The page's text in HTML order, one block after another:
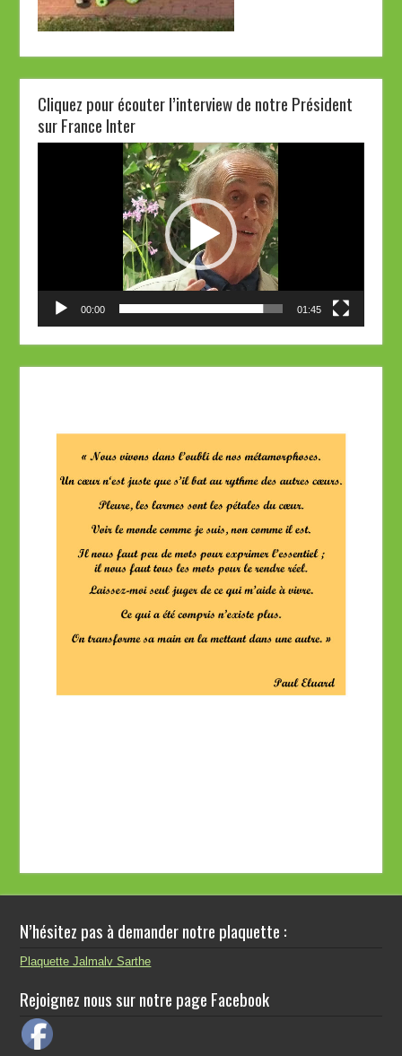
Cliquez pour écouter l’interview de notre Président
sur France Inter
00:00 01:45
N’hésitez pas à demander notre plaquette :
Plaquette Jalmalv Sarthe
Rejoignez nous sur notre page Facebook